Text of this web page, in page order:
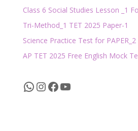
Class 6 Social Studies Lesson _1
Tri-Method_1 TET 2025 Paper-1
Science Practice Test for
AP TET 2025 Free English Mock
WhatsApp
Instagram
Facebook
YouTube